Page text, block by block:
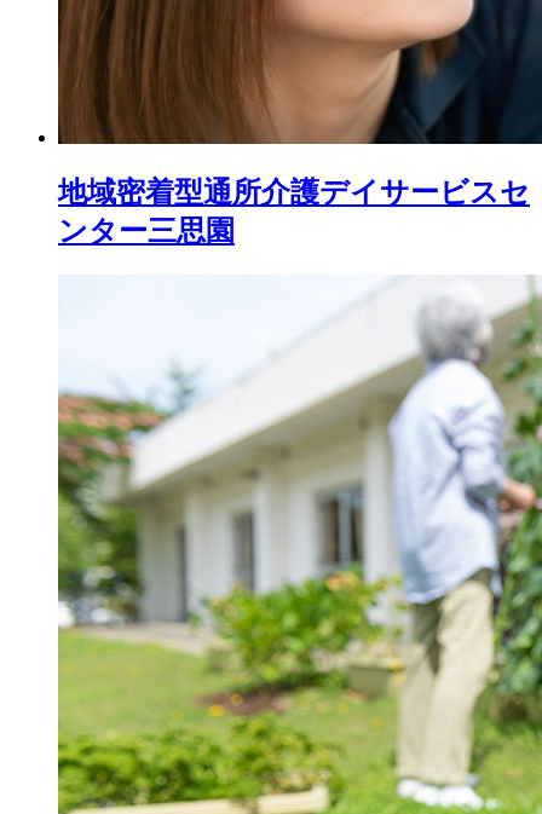
地域密着型通所介護デイサービスセ
ンター三思園